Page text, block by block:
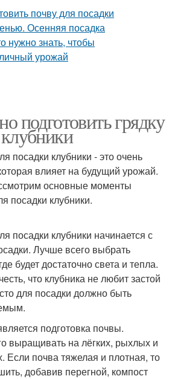
подготовить грядку
посадки клубники - это очень
влияет на будущий урожай.
основные моменты
посадки клубники.
посадки клубники начинается с
Лучше всего выбрать
будет достаточно света и тепла.
что клубника не любит застой
для посадки должно быть
подготовка почвы.
выращивать на лёгких, рыхлых и
Если почва тяжелая и плотная, то
добавив перегной, компост